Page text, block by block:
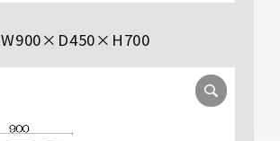
W900×D450×H700